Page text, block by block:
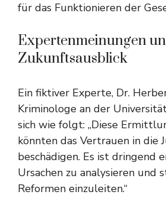
für das Funktionieren der
Expertenmeinungen
Zukunftsausblick
Ein fiktiver Experte, Dr.
Kriminologe an der
sich wie folgt: „Diese
könnten das Vertrauen in die
beschädigen. Es ist dringend
Ursachen zu analysieren und
Reformen einzuleiten.“